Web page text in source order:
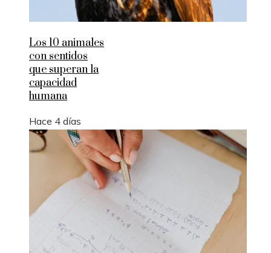
Los 10 animales
con sentidos
que superan la
capacidad
humana
Hace 4 días